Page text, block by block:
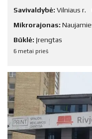
Savivaldybė: Vilniaus r.
Mikrorajonas:
Būklė: Įrengtas
6 metai prieš